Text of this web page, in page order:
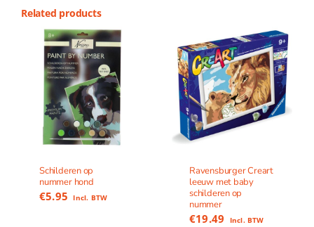
Related products
Schilderen op
nummer hond
€5.95 Incl. BTW
Ravensburger Creart
leeuw met baby
schilderen op
nummer
€19.49 Incl. BTW